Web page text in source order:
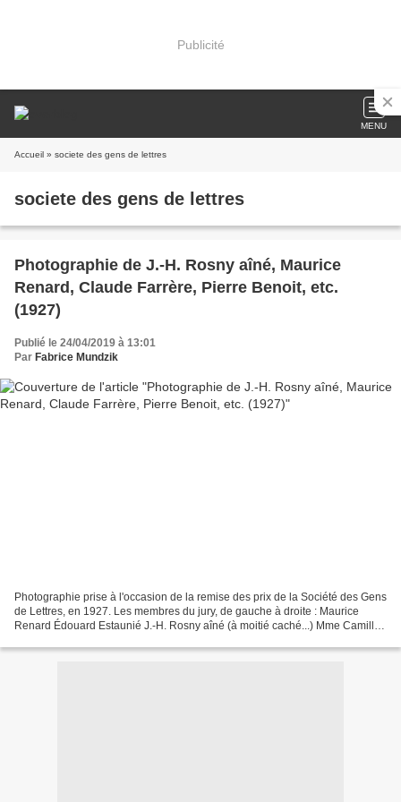
Publicité
MENU
Accueil » societe des gens de lettres
societe des gens de lettres
Photographie de J.-H. Rosny aîné, Maurice
Renard, Claude Farrère, Pierre Benoit, etc.
(1927)
Publié le 24/04/2019 à 13:01
Par Fabrice Mundzik
Photographie prise à l'occasion de la remise des prix de la Société des Gens
de Lettres, en 1927. Les membres du jury, de gauche à droite : Maurice
Renard Édouard Estaunié J.-H. Rosny aîné (à moitié caché...) Mme Camille